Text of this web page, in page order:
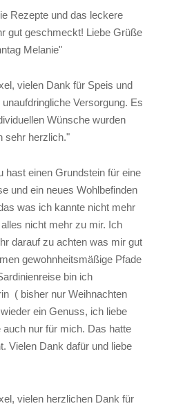
Rezepte und das leckere
gut geschmeckt! Liebe Grüße
Melanie"
vielen Dank für Speis und
Versorgung. Es
Wünsche wurden
sehr herzlich."
hast einen Grundstein für eine
und ein neues Wohlbefinden
was ich kannte nicht mehr
nicht mehr zu mir. Ich
darauf zu achten was mir gut
gewohnheitsmäßige Pfade
bin ich
( bisher nur Weihnachten
ein Genuss, ich liebe
nur für mich. Das hatte
Vielen Dank dafür und liebe
vielen herzlichen Dank für